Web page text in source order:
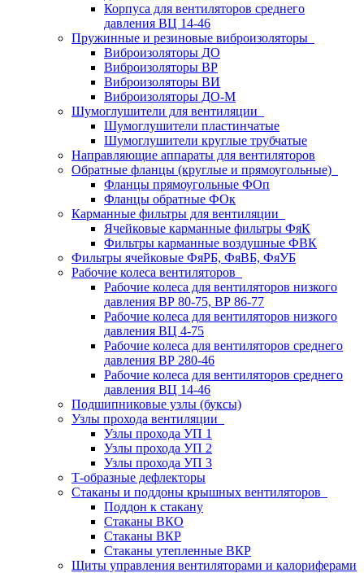
Корпуса для вентиляторов среднего
давления ВЦ 14-46
Пружинные и резиновые виброизоляторы
Виброизоляторы ДО
Виброизоляторы ВР
Виброизоляторы ВИ
Виброизоляторы ДО-М
Шумоглушители для вентиляции
Шумоглушители пластинчатые
Шумоглушители круглые трубчатые
Направляющие аппараты для вентиляторов
Обратные фланцы (круглые и прямоугольные)
Фланцы прямоугольные ФОп
Фланцы обратные ФОк
Карманные фильтры для вентиляции
Ячейковые карманные фильтры ФяК
Фильтры карманные воздушные ФВК
Фильтры ячейковые ФяРБ, ФяВБ, ФяУБ
Рабочие колеса вентиляторов
Рабочие колеса для вентиляторов низкого
давления ВР 80-75, ВР 86-77
Рабочие колеса для вентиляторов низкого
давления ВЦ 4-75
Рабочие колеса для вентиляторов среднего
давления ВР 280-46
Рабочие колеса для вентиляторов среднего
давления ВЦ 14-46
Подшипниковые узлы (буксы)
Узлы прохода вентиляции
Узлы прохода УП 1
Узлы прохода УП 2
Узлы прохода УП 3
Т-образные дефлекторы
Стаканы и поддоны крышных вентиляторов
Поддон к стакану
Стаканы ВКО
Стаканы ВКР
Стаканы утепленные ВКР
Щиты управления вентиляторами и калориферами